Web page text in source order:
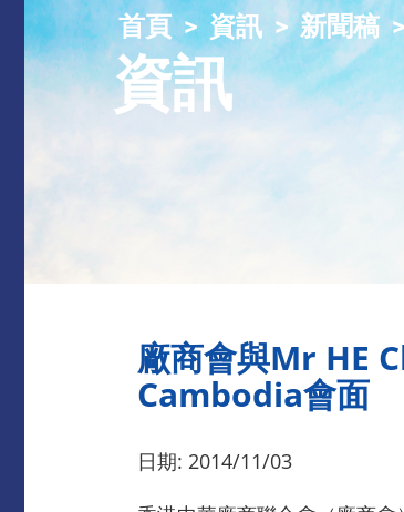
首頁 資訊 新聞稿
資訊
廠商會與Mr HE
Cambodia會面
日期: 2014/11/03